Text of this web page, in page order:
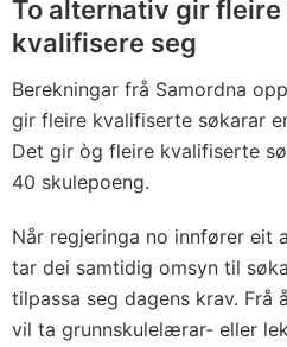
To alternativ gir fleire
kvalifisere seg
Berekningar frå Samordna
gir fleire kvalifiserte søkarar
Det gir òg fleire kvalifiserte
40 skulepoeng.
Når regjeringa no innfører eit
tar dei samtidig omsyn til
tilpassa seg dagens krav. Frå
vil ta grunnskulelærar- eller